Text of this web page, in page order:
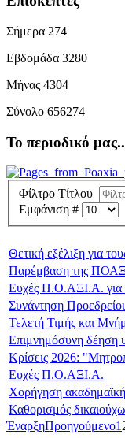
Σήμερα 274
Εβδομάδα 3280
Μήνας 4304
Σύνολο 656274
Το περιοδικό
Φίλτρο Τίτλου
Εμφάνιση #
Θετική εξέλιξη για
Παρέμβαση της
Ευχές Π.Ο.ΑΞΙ.Α. για
Συνάντηση
Τελετή Τιμής και
Επιμνημόσυνη δέηση
Κρίσεις 2026:
Ευχές Π.Ο.ΑΞΙ.Α.
Χορήγηση
Καθορισμός
ΈναρξηΠροηγούμενο1